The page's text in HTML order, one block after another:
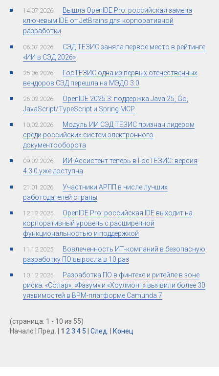
14.07.2026
Вышла OpenIDE Pro: российская замена
ключевым IDE от JetBrains для корпоративной
разработки
06.07.2026
СЭД ТЕЗИС заняла первое место в рейтинге
«ИИ в СЭД 2026»
25.06.2026
ГосТЕЗИС одна из первых отечественных
вендоров СЭД перешла на МЭДО 3.0
26.02.2026
OpenIDE 2025.3: поддержка Java 25, Go,
JavaScript/TypeScript и Spring MCP
10.02.2026
Модуль ИИ СЭД ТЕЗИС признан лидером
среди российских систем электронного
документооборота
09.02.2026
ИИ-Ассистент теперь в ГосТЕЗИС: версия
4.3.0 уже доступна
21.01.2026
Участники АРПП в числе лучших
работодателей страны
12.12.2025
OpenIDE Pro: российская IDE выходит на
корпоративный уровень с расширенной
функциональностью и поддержкой
11.12.2025
Вовлеченность ИТ-компаний в безопасную
разработку ПО выросла в 10 раз
10.12.2025
Разработка ПО в финтехе и ритейле в зоне
риска: «Солар», «Фазум» и «Хоулмонт» выявили более 30
уязвимостей в BPM-платформе Camunda 7
(страница: 1 - 10 из 55)
Начало | Пред. | 1 2 3 4 5 След. Конец